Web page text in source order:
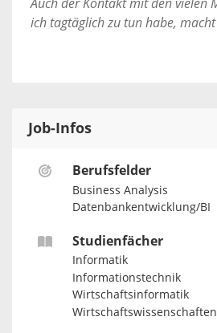
Auch der Kontakt mit den vielen
ich tagtäglich zu tun habe,
Job-Infos
Berufsfelder
Business Analysis
Datenbankentwicklung/BI
Studienfächer
Informatik
Informationstechnik
Wirtschaftsinformatik
Wirtschaftswissenschaften